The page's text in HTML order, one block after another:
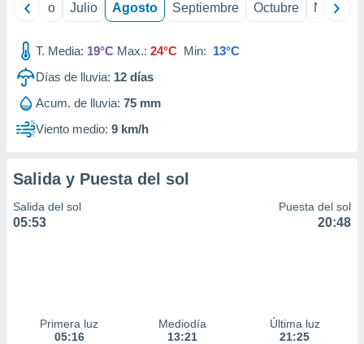
1199
Junio Julio Agosto Septiembre Octubre
T. Media: 19°C Max.: 24°C Min: 13°C
Días de lluvia: 12 días
Acum. de lluvia: 75 mm
Viento medio: 9 km/h
Salida y Puesta del sol
Salida del sol
05:53
Puesta del sol
20:48
Primera luz
05:16
Mediodía
13:21
Última luz
21:25